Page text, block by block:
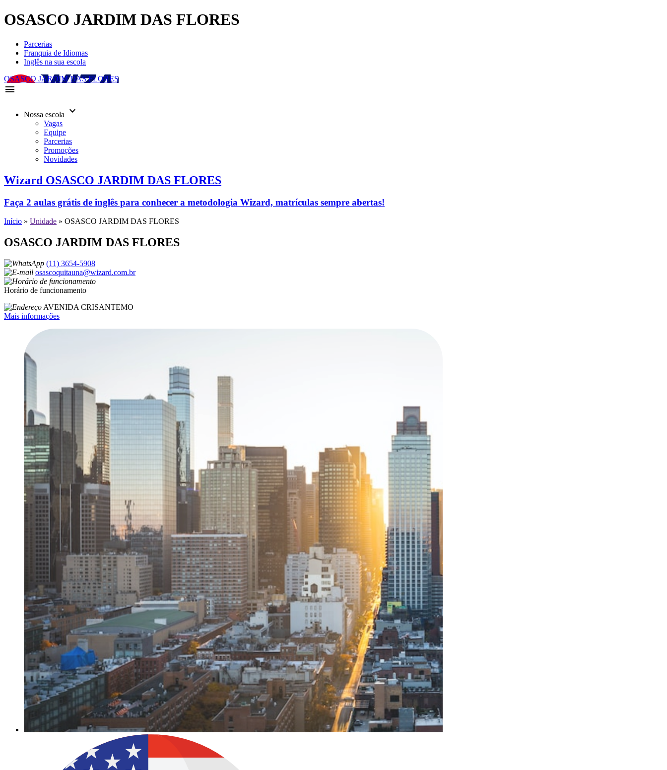
OSASCO JARDIM DAS FLORES
Parcerias
Franquia de Idiomas
Inglês na sua escola
OSASCO JARDIM DAS FLORES
menu
Nossa escola keyboard_arrow_down
Vagas
Equipe
Parcerias
Promoções
Novidades
Wizard OSASCO JARDIM DAS FLORES
Faça 2 aulas grátis de inglês para conhecer a metodologia Wizard, matrículas sempre abertas!
Início » Unidade » OSASCO JARDIM DAS FLORES
OSASCO JARDIM DAS FLORES
(11) 3654-5908
osascoquitauna@wizard.com.br
Horário de funcionamento
AVENIDA CRISANTEMO
Mais informações